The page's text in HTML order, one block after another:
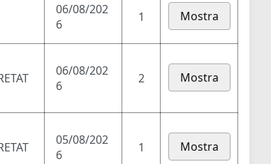
06/08/202
6
1 Mostra
06/08/202
6
2 Mostra
05/08/202
6
1 Mostra